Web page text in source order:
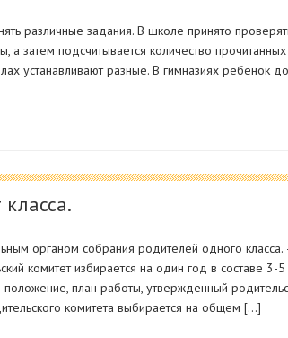
различные задания. В школе принято
а затем подсчитывается количество
устанавливают разные. В гимназиях ребенок
органом собрания родителей одного класса.
комитет избирается на один год в составе
положение, план работы, утвержденный
комитета выбирается на общем […]